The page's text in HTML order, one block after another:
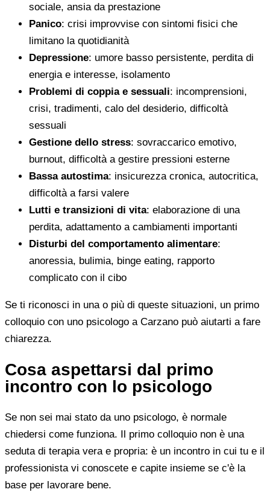
sociale, ansia da prestazione
Panico: crisi improvvise con sintomi fisici che
limitano la quotidianità
Depressione: umore basso persistente, perdita di
energia e interesse, isolamento
Problemi di coppia e sessuali: incomprensioni,
crisi, tradimenti, calo del desiderio, difficoltà
sessuali
Gestione dello stress: sovraccarico emotivo,
burnout, difficoltà a gestire pressioni esterne
Bassa autostima: insicurezza cronica, autocritica,
difficoltà a farsi valere
Lutti e transizioni di vita: elaborazione di una
perdita, adattamento a cambiamenti importanti
Disturbi del comportamento alimentare:
anoressia, bulimia, binge eating, rapporto
complicato con il cibo
Se ti riconosci in una o più di queste situazioni, un primo
colloquio con uno psicologo a Carzano può aiutarti a fare
chiarezza.
Cosa aspettarsi dal primo
incontro con lo psicologo
Se non sei mai stato da uno psicologo, è normale
chiedersi come funziona. Il primo colloquio non è una
seduta di terapia vera e propria: è un incontro in cui tu e il
professionista vi conoscete e capite insieme se c'è la
base per lavorare bene.